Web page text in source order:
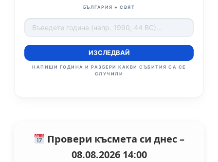
БЪЛГАРИЯ + СВЯТ
ИЗСЛЕДВАЙ
НАПИШИ ГОДИНА И РАЗБЕРИ КАКВИ СЪБИТИЯ СА СЕ
СЛУЧИЛИ
Провери късмета си днес –
08.08.2026 14:00